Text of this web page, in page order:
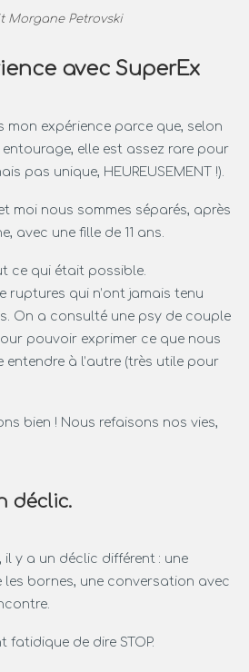
Morgane Petrovski
avec SuperEx
expérience parce que, selon
elle est assez rare pour
pas unique, HEUREUSEMENT !).
et moi nous sommes séparés, après
avec une fille de 11 ans.
ce qui était possible.
ruptures qui n’ont jamais tenu
On a consulté une psy de couple
pouvoir exprimer ce que nous
entendre à l’autre (très utile pour
bien ! Nous refaisons nos vies,
déclic.
y a un déclic différent : une
bornes, une conversation avec
fatidique de dire STOP.